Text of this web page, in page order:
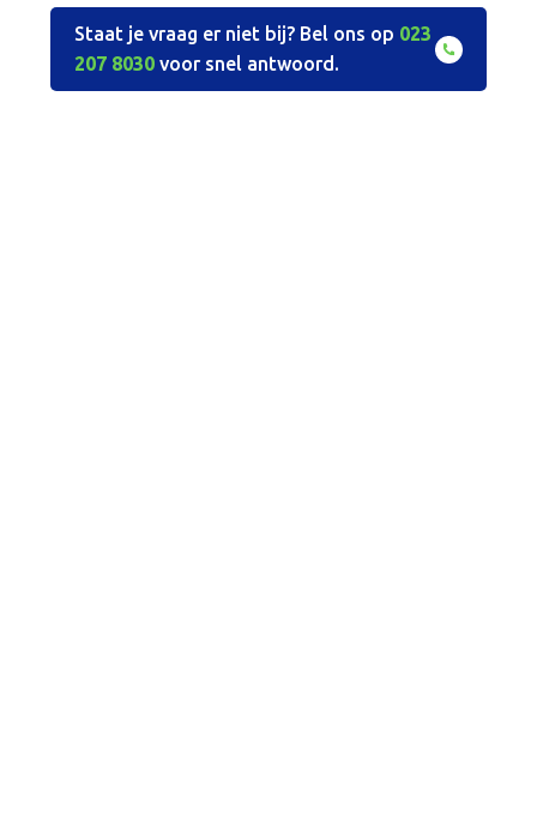
Staat je vraag er niet bij? Bel ons op 023
207 8030 voor snel antwoord.